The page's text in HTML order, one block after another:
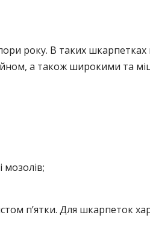
року. В таких
а також широкими та
мозолів;
п’ятки. Для шкарпеток